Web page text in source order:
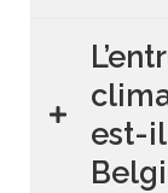
est-